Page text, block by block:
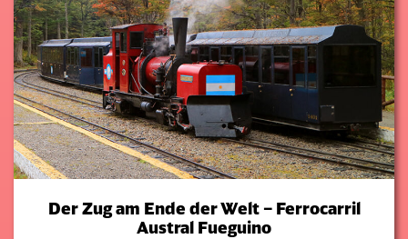
Der Zug am Ende der Welt – Ferrocarril
Austral Fueguino